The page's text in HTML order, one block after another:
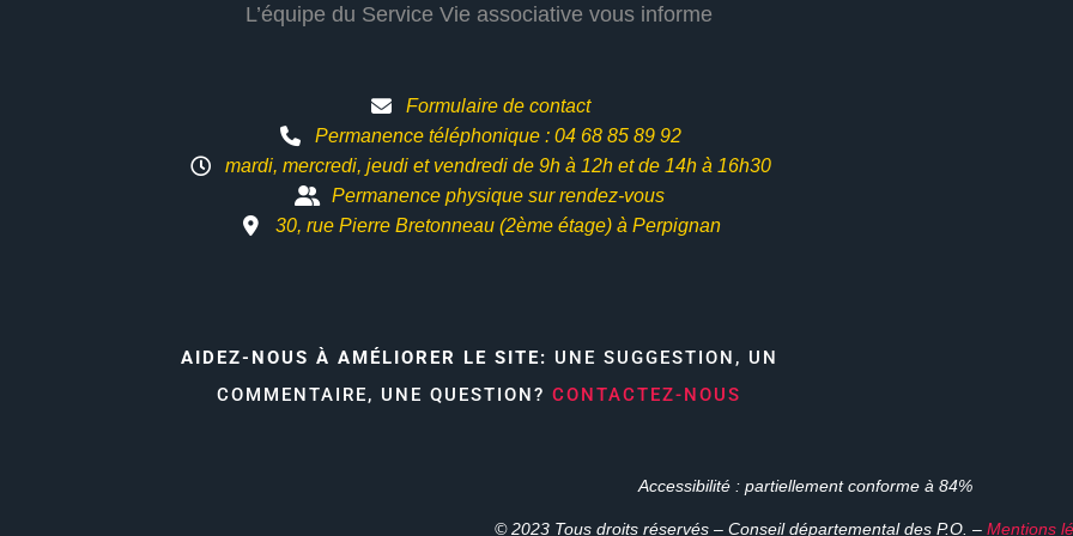
L’équipe du Service Vie associative vous informe
Formulaire de contact
Permanence téléphonique : 04 68 85 89 92
mardi, mercredi, jeudi et vendredi de 9h à 12h etde 14h à 16h30
Permanence physique sur rendez-vous
30, rue Pierre Bretonneau (2ème étage) à Perpignan
AIDEZ-NOUS À AMÉLIORER LE SITE: UNE SUGGESTION, UN
COMMENTAIRE, UNE QUESTION? CONTACTEZ-NOUS
Accessibilité : partiellement conforme à 84%
© 2023 Tous droits réservés – Conseil départemental des P.O. – Mentions